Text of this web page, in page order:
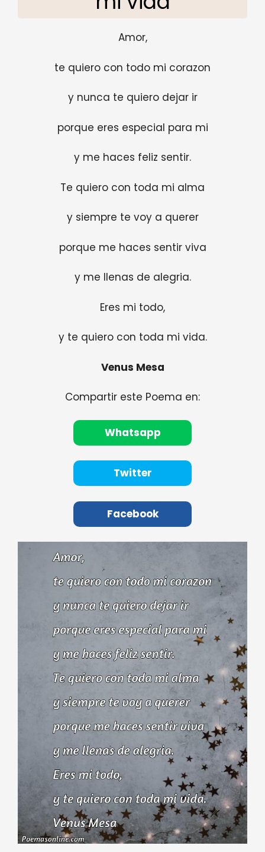
Amor,
te quiero con todo mi corazon
y nunca te quiero dejar ir
porque eres especial para mi
y me haces feliz sentir.
Te quiero con toda mi alma
y siempre te voy a querer
porque me haces sentir viva
y me llenas de alegria.
Eres mi todo,
y te quiero con toda mi vida.
Venus Mesa
Compartir este Poema en:
Whatsapp
Twitter
Facebook